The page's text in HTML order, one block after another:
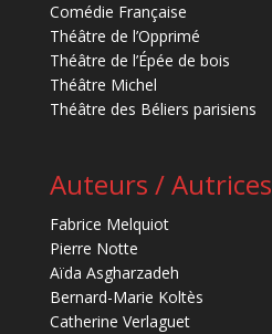
Comédie Française
Théâtre de l’Opprimé
Théâtre de l’Épée de bois
Théâtre Michel
Théâtre des Béliers parisiens
Auteurs / Autrices
Fabrice Melquiot
Pierre Notte
Aïda Asgharzadeh
Bernard-Marie Koltès
Catherine Verlaguet